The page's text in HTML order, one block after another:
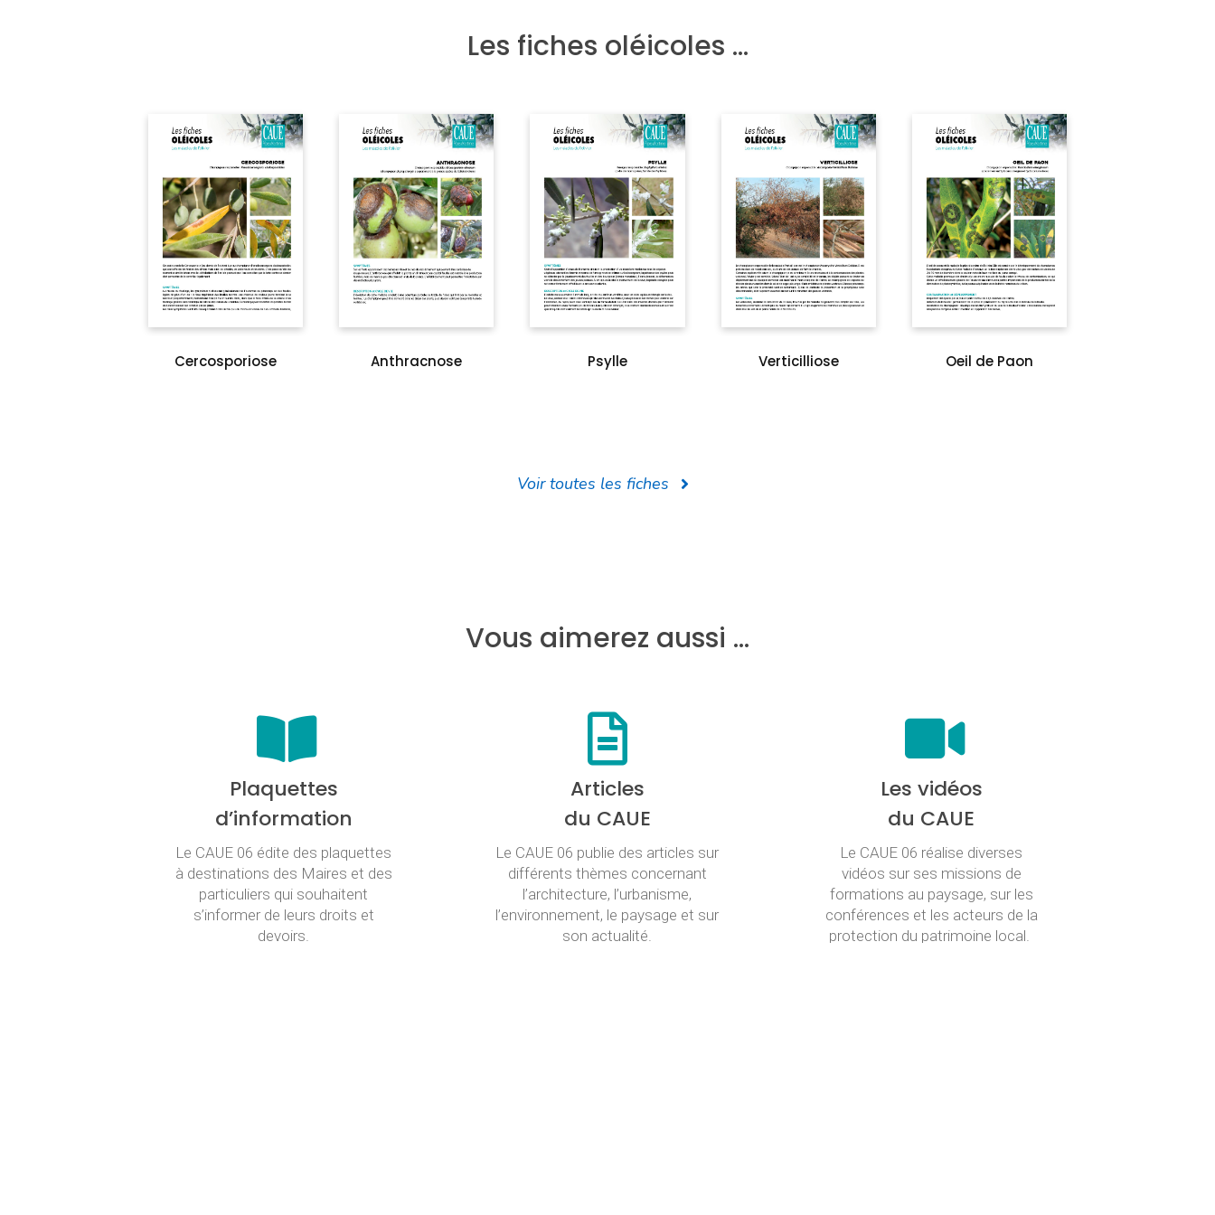
Les fiches oléicoles …
Cercosporiose Anthracnose Psylle Verticilliose Oeil de Paon
Voir toutes les fiches
Vous aimerez aussi …
Plaquettes
d’information
Le CAUE 06 édite des plaquettes
à destinations des Maires et des
particuliers qui souhaitent
s’informer de leurs droits et
devoirs.
Articles
du CAUE
Le CAUE 06 publie des articles sur
différents thèmes concernant
l’architecture, l’urbanisme,
l’environnement, le paysage et sur
son actualité.
Les vidéos
du CAUE
Le CAUE 06 réalise diverses
vidéos sur ses missions de
formations au paysage, sur les
conférences et les acteurs de la
protection du patrimoine local.